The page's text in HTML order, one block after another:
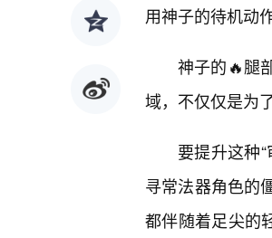
用神子的待机动
神子的🔥腿
域，不仅仅是为
要提升这种
寻常法器角色的
都伴随着足尖的